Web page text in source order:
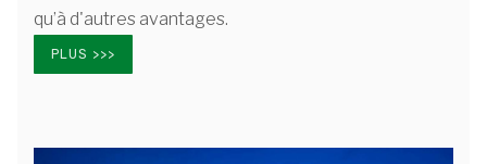
qu’à d'autres avantages.
PLUS >>>